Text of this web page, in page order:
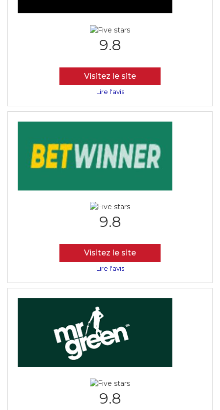
9.8
Visitez le site
Lire l'avis
9.8
Visitez le site
Lire l'avis
9.8